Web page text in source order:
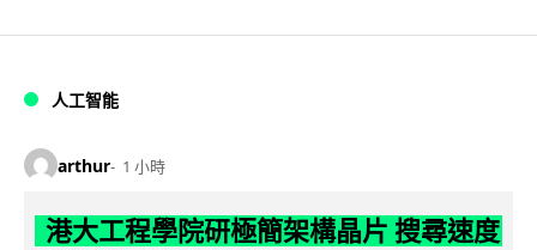
人工智能
arthur 1 小時
港大工程學院研極簡架構晶片 搜尋速度